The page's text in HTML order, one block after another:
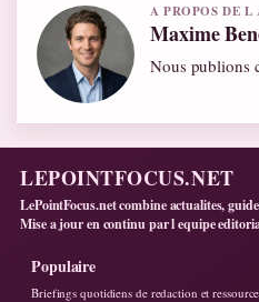
A PROPOS DE L
Maxime
Nous publions
LEPOINTFOCUS.NET
LePointFocus.net combine actualites,
Mise a jour en continu par l equipe
Populaire
Briefings quotidiens de redaction et